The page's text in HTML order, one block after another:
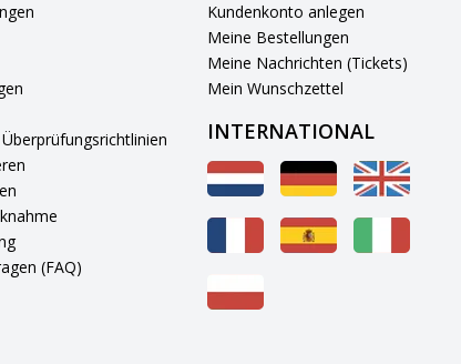
(FAQ)
Kundenkonto anlegen
Meine Bestellungen
Meine Nachrichten (Tickets)
Mein Wunschzettel
INTERNATIONAL